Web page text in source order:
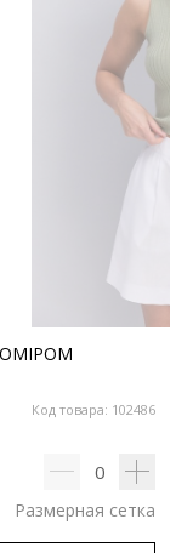
Код товара: 102486
0
Размерная сетка